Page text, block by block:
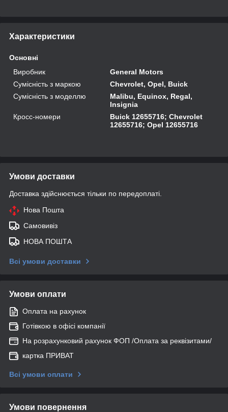
Характеристики
Основні
Виробник
General Motors
Сумісність з маркою
Chevrolet, Opel, Buick
Сумісність з моделлю
Malibu, Equinox, Regal,
Insignia
Кросс-номери
Buick 12655716; Chevrolet
12655716; Opel 12655716
Умови доставки
Доставка здійснюється тільки по передоплаті.
Нова Пошта
Самовивіз
НОВА ПОШТА
Всі умови доставки
Умови оплати
Оплата на рахунок
Готівкою в офісі компанії
На розрахунковий рахунок ФОП /Оплата за реквізитами/
картка ПРИВАТ
Всі умови оплати
Умови повернення